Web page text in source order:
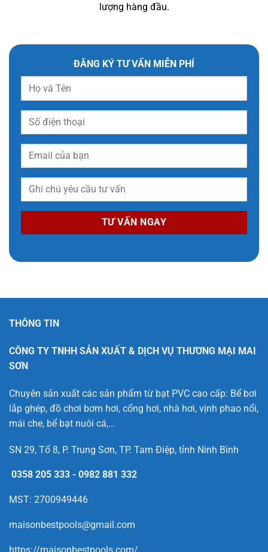
lượng hàng đầu.
ĐĂNG KÝ TƯ VẤN MIỄN PHÍ
THÔNG TIN
CÔNG TY TNHH SẢN XUẤT & DỊCH VỤ THƯƠNG MẠI MAI
SƠN
Chuyên sản xuất các sản phẩm từ bạt PVC cao cấp: Bể bơi
lắp ghép, đồ chơi bơm hơi, cổng hơi, nhà hơi, vịnh phao nổi,
mái che, bể bạt nuôi cá,...
SN 29, Tổ 8, P. Trung Sơn, TP. Tam Điệp, tỉnh Ninh Bình
0358 205 333 - 0982 881 332
MST: 2700949446
maisonbestpools@gmail.com